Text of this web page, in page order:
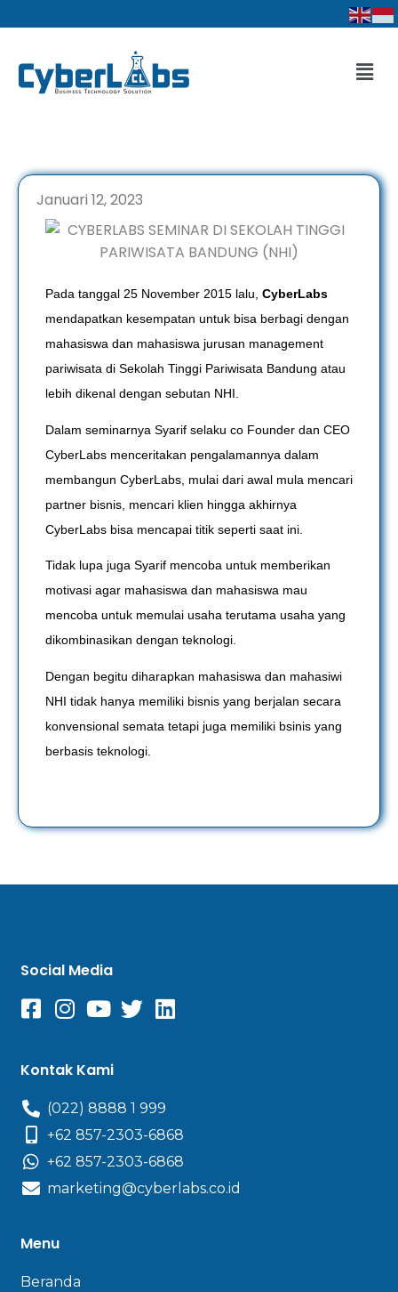
ke
Januari 12, 2023
Pada tanggal 25 November 2015 lalu, CyberLabs
mendapatkan kesempatan untuk bisa berbagi dengan
mahasiswa dan mahasiswa jurusan management
pariwisata di Sekolah Tinggi Pariwisata Bandung atau
lebih dikenal dengan sebutan NHI.
Dalam seminarnya Syarif selaku co Founder dan CEO
CyberLabs menceritakan pengalamannya dalam
membangun CyberLabs, mulai dari awal mula mencari
partner bisnis, mencari klien hingga akhirnya
CyberLabs bisa mencapai titik seperti saat ini.
Tidak lupa juga Syarif mencoba untuk memberikan
motivasi agar mahasiswa dan mahasiswa mau
mencoba untuk memulai usaha terutama usaha yang
dikombinasikan dengan teknologi.
Dengan begitu diharapkan mahasiswa dan mahasiwi
NHI tidak hanya memiliki bisnis yang berjalan secara
konvensional semata tetapi juga memiliki bsinis yang
berbasis teknologi.
Social Media
Kontak Kami
(022) 8888 1 999
+62 857-2303-6868
+62 857-2303-6868
marketing@cyberlabs.co.id
Menu
Beranda